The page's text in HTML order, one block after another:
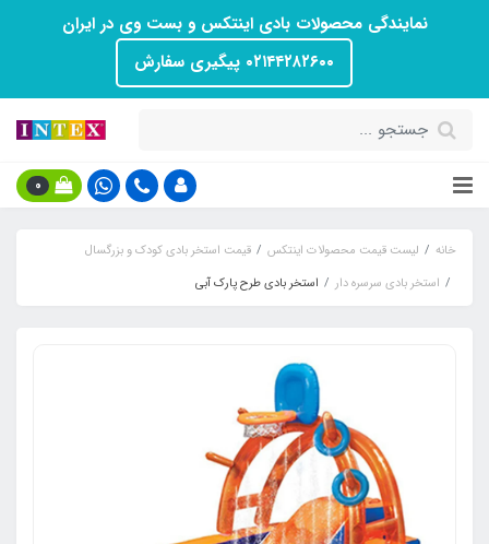
نمایندگی محصولات بادی اینتکس و بست وی در ایران
۰۲۱۴۴۲۸۲۶۰۰ پیگیری سفارش
0
خانه لیست قیمت محصولات اینتکس
قیمت استخر بادی کودک و بزرگسال
استخر بادی سرسره دار
استخر بادی طرح پارک آبی